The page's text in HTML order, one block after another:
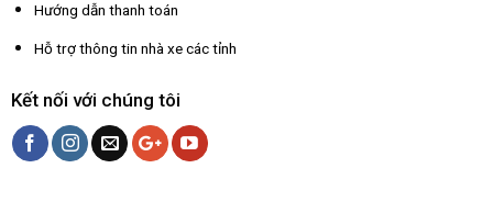
Hướng dẫn thanh toán
Hỗ trợ thông tin nhà xe các tỉnh
Kết nối với chúng tôi